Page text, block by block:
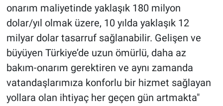
onarım maliyetinde yaklaşık 180 milyon
dolar/yıl olmak üzere, 10 yılda yaklaşık 12
milyar dolar tasarruf sağlanabilir. Gelişen ve
büyüyen Türkiye’de uzun ömürlü, daha az
bakım-onarım gerektiren ve aynı zamanda
vatandaşlarımıza konforlu bir hizmet sağlayan
yollara olan ihtiyaç her geçen gün artmakta"